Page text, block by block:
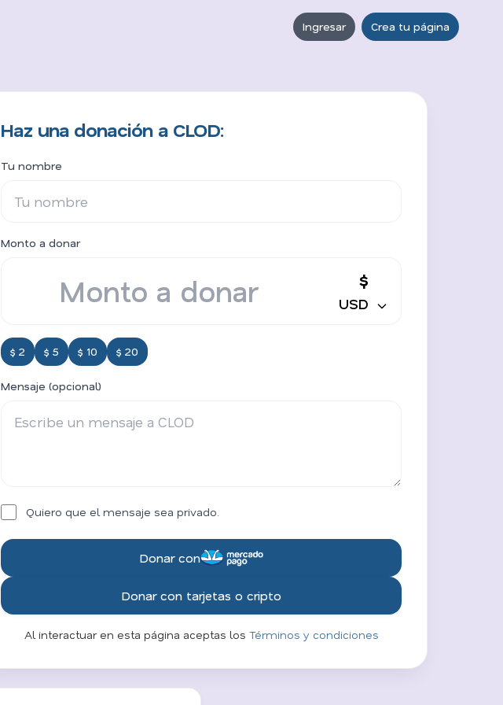
Ingresar Crea tu página
Haz una donación a CLOD:
Tu nombre
Monto a donar
$
USD
$ 2 $ 5 $ 10 $ 20
Mensaje (opcional)
Quiero que el mensaje sea privado.
Donar con
Donar con tarjetas o cripto
Al interactuar en esta página aceptas los Términos y condiciones